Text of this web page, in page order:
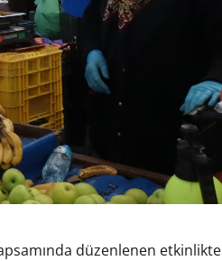
düzenlenen etkinlikte